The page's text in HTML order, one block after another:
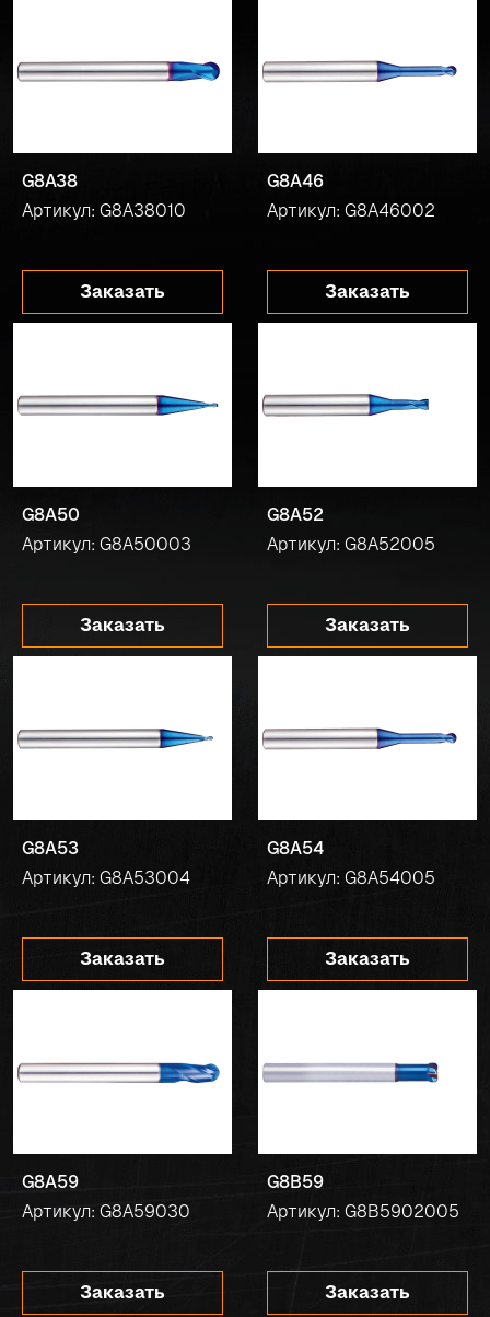
G8A38
Артикул: G8A38010
Заказать
G8A46
Артикул: G8A46002
Заказать
G8A50
Артикул: G8A50003
Заказать
G8A52
Артикул: G8A52005
Заказать
G8A53
Артикул: G8A53004
Заказать
G8A54
Артикул: G8A54005
Заказать
G8A59
Артикул: G8A59030
Заказать
G8B59
Артикул: G8B5902005
Заказать